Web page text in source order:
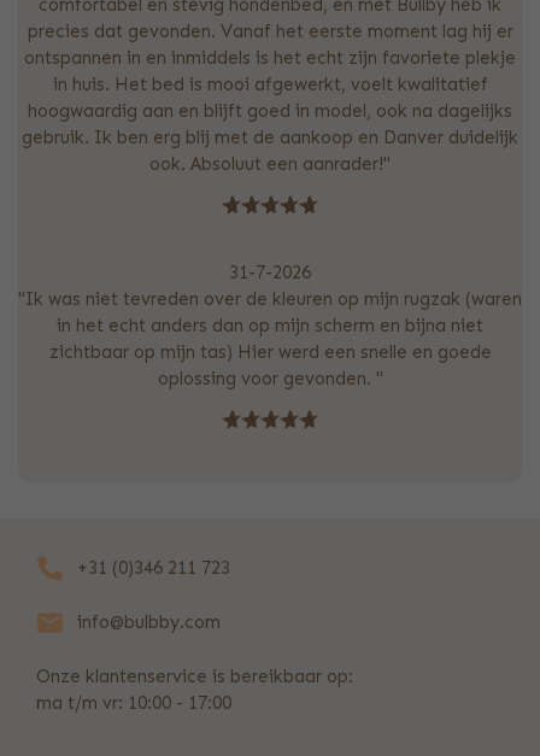
comfortabel en stevig hondenbed, en met Bullby heb ik
precies dat gevonden. Vanaf het eerste moment lag hij er
ontspannen in en inmiddels is het echt zijn favoriete plekje
in huis. Het bed is mooi afgewerkt, voelt kwalitatief
hoogwaardig aan en blijft goed in model, ook na dagelijks
gebruik. Ik ben erg blij met de aankoop en Danver duidelijk
ook. Absoluut een aanrader!"
31-7-2026
"Ik was niet tevreden over de kleuren op mijn rugzak (waren
in het echt anders dan op mijn scherm en bijna niet
zichtbaar op mijn tas) Hier werd een snelle en goede
oplossing voor gevonden. "
+31 (0)346 211 723
info@bulbby.com
Onze klantenservice is bereikbaar op:
ma t/m vr: 10:00 - 17:00